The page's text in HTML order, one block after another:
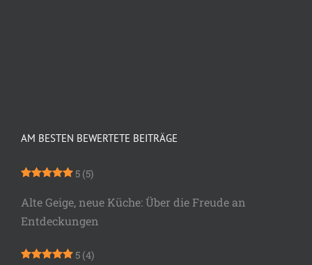
AM BESTEN BEWERTETE BEITRÄGE
5 (5)
Alte Geige, neue Küche: Über die Freude an
Entdeckungen
5 (4)